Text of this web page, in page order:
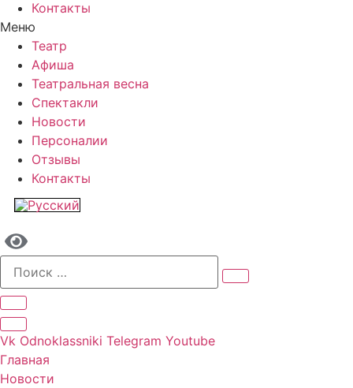
Контакты
Меню
Театр
Афиша
Театральная весна
Спектакли
Новости
Персоналии
Отзывы
Контакты
Vk Odnoklassniki Telegram Youtube
Главная
Новости